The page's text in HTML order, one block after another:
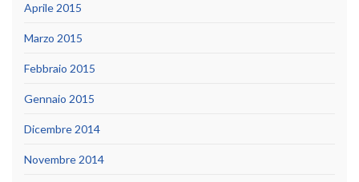
Aprile 2015
Marzo 2015
Febbraio 2015
Gennaio 2015
Dicembre 2014
Novembre 2014